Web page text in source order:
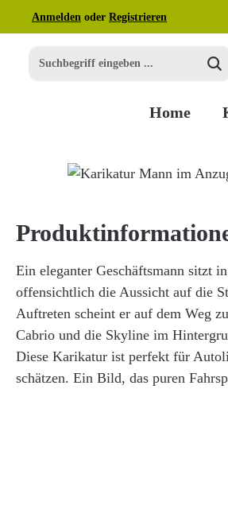
Hauptinhalt springen
Zur Suche springen
Zur Hauptnavigation springen
Anmelden oder Registrieren
Home
Bildergalerie überspringen
Ein eleganter Geschäftsmann sitzt
offensichtlich die Aussicht auf die
Auftreten scheint er auf dem Weg
Cabrio und die Skyline im
Diese Karikatur ist perfekt für
schätzen. Ein Bild, das puren